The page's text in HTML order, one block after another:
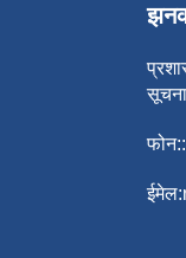
ईमेल: